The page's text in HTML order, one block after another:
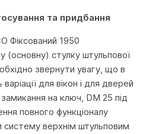
та придбання
Фіксований 1950
(основну) стулку штульпової
звернути увагу, що в
для вікон і для дверей
на ключ, DM 25 під
повного функціоналу
систему верхнім штульповим